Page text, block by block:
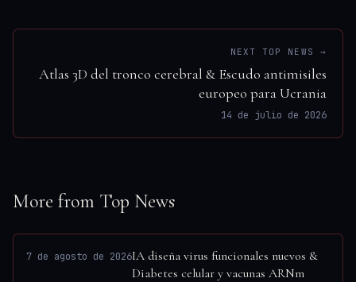
NEXT TOP NEWS →
Atlas 3D del tronco cerebral & Escudo antimisiles
europeo para Ucrania
14 de julio de 2026
More from Top News
7 de agosto de 2026IA diseña virus funcionales nuevos &
Diabetes celular y vacunas ARNm